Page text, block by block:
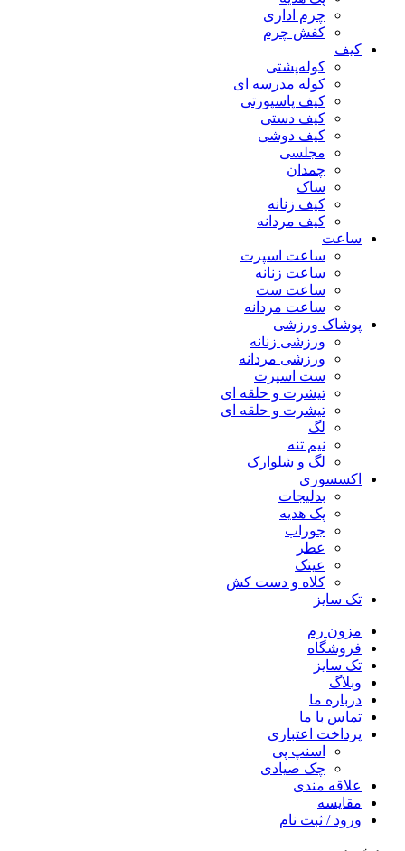
چرم اداری
کفش چرم
کیف
کوله‌پشتی
کوله مدرسه ای
کیف پاسپورتی
کیف دستی
کیف دوشی
مجلسی
چمدان
ساک
کیف زنانه
کیف مردانه
ساعت
ساعت اسپرت
ساعت زنانه
ساعت ست
ساعت مردانه
پوشاک ورزشی
ورزشی زنانه
ورزشی مردانه
ست اسپرت
تیشرت و حلقه ای
تیشرت و حلقه ای
لگ
نیم تنه
لگ و شلوارک
اکسسوری
بدلیجات
پک هدیه
جوراب
عطر
عینک
کلاه و دست کش
تک سایز
مزون رم
فروشگاه
تک سایز
وبلاگ
درباره ما
تماس با ما
پرداخت اعتباری
اسنپ پی
چک صیادی
علاقه مندی
مقايسه
ورود / ثبت نام